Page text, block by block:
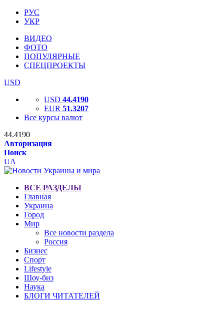
РУС
УКР
ВИДЕО
ФОТО
ПОПУЛЯРНЫЕ
СПЕЦПРОЕКТЫ
USD
USD 44.4190
EUR 51.3207
Все курсы валют
44.4190
Авторизация
Поиск
UA
ВСЕ РАЗДЕЛЫ
Главная
Украина
Город
Мир
Все новости раздела
Россия
Бизнес
Спорт
Lifestyle
Шоу-биз
Наука
БЛОГИ ЧИТАТЕЛЕЙ